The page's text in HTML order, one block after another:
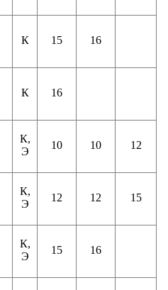
К 15 16
К 16
К,
Э
10 10 12
К,
Э
12 12 15
К,
Э
15 16